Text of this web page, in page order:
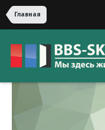
Главная